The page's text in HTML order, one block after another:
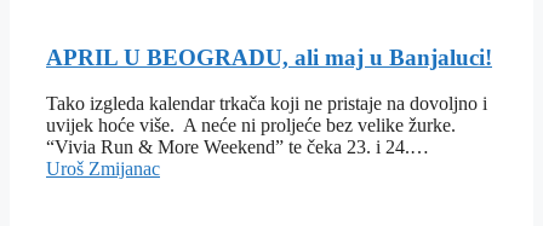
APRIL U BEOGRADU, ali maj u Banjaluci!
Tako izgleda kalendar trkača koji ne pristaje na dovoljno i
uvijek hoće više. A neće ni proljeće bez velike žurke.
“Vivia Run & More Weekend” te čeka 23. i 24.…
Uroš Zmijanac